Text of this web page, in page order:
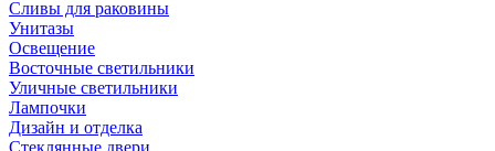
Сливы для раковины
Унитазы
Освещение
Восточные светильники
Уличные светильники
Лампочки
Дизайн и отделка
Стеклянные двери